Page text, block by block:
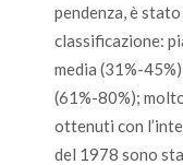
pendenza, è
classificazione:
media (31%-
(61%-80%);
ottenuti con
del 1978 sono